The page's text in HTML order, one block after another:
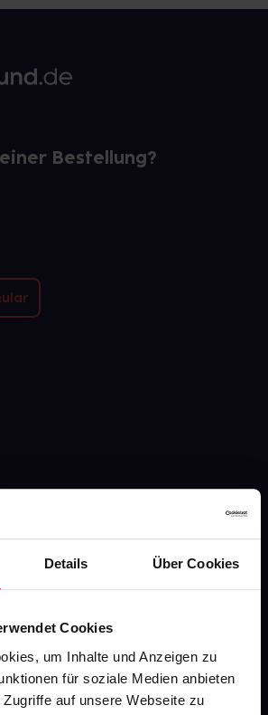
Details Über Cookies
Cookies
um Inhalte und Anzeigen zu
für soziale Medien anbieten
auf unsere Webseite zu
Bestellung?